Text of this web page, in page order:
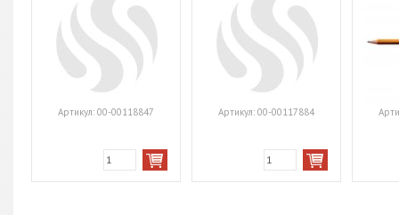
Артикул: 00-00118847 Артикул: 00-00117884